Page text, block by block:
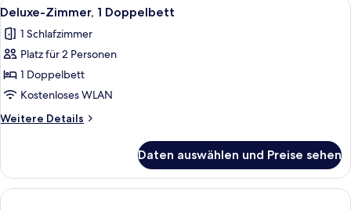
Doppelbett
Fotos
für
Deluxe-
Zimmer,
1
Doppelbett
anzeigen
3
Deluxe-Zimmer, 1 Doppelbett
1 Schlafzimmer
Platz für 2 Personen
1 Doppelbett
Kostenloses WLAN
Weitere Details
Weitere
Zimmer,
Doppelbett
Daten auswählen und Preise sehen